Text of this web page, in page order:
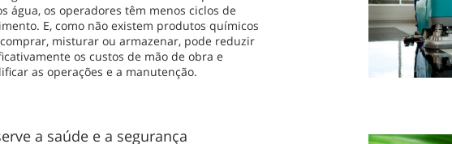
água, os operadores têm menos ciclos de
E, como não existem produtos químicos
misturar ou armazenar, pode reduzir
os custos de mão de obra e
as operações e a manutenção.
a saúde e a segurança